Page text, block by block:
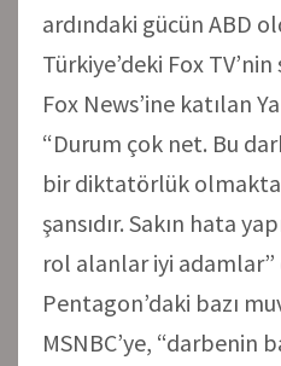
ardındaki gücün ABD
Türkiye’deki Fox
Fox News’ine katılan
“Durum çok net. Bu
bir diktatörlük
şansıdır. Sakın hata
rol alanlar iyi
Pentagon’daki bazı
MSNBC’ye, “darbenin